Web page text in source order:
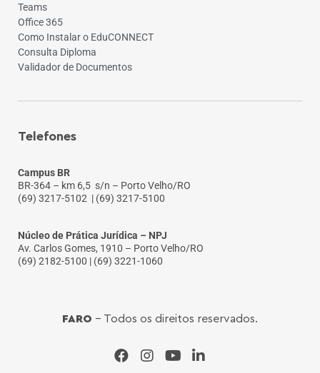
Teams
Office 365
Como Instalar o EduCONNECT
Consulta Diploma
Validador de Documentos
Telefones
Campus BR
BR-364 – km 6,5 s/n – Porto Velho/RO
(69) 3217-5102 | (69) 3217-5100
Núcleo de Prática Jurídica – NPJ
Av. Carlos Gomes, 1910 – Porto Velho/RO
(69) 2182-5100 | (69) 3221-1060
FARO - Todos os direitos reservados.